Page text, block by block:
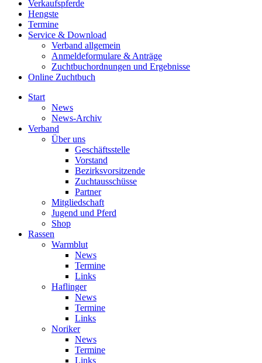
Verkaufspferde
Hengste
Termine
Service & Download
Verband allgemein
Anmeldeformulare & Anträge
Zuchtbuchordnungen und Ergebnisse
Online Zuchtbuch
Start
News
News-Archiv
Verband
Über uns
Geschäftsstelle
Vorstand
Bezirksvorsitzende
Zuchtausschüsse
Partner
Mitgliedschaft
Jugend und Pferd
Shop
Rassen
Warmblut
News
Termine
Links
Haflinger
News
Termine
Links
Noriker
News
Termine
Links